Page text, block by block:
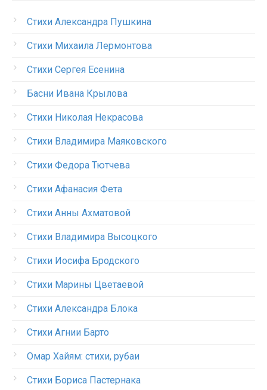
Стихи Александра Пушкина
Стихи Михаила Лермонтова
Стихи Сергея Есенина
Басни Ивана Крылова
Стихи Николая Некрасова
Стихи Владимира Маяковского
Стихи Федора Тютчева
Стихи Афанасия Фета
Стихи Анны Ахматовой
Стихи Владимира Высоцкого
Стихи Иосифа Бродского
Стихи Марины Цветаевой
Стихи Александра Блока
Стихи Агнии Барто
Омар Хайям: стихи, рубаи
Стихи Бориса Пастернака